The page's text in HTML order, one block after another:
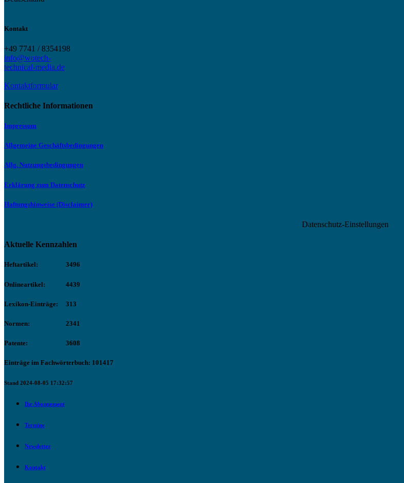
Kontakt
+49 7741 / 8354198
info@wotech-
technical-media.de
Kontaktformular
Rechtliche Informationen
Impressum
Allgemeine Geschäftsbedingungen
Allg. Nutzungsbedingungen
Erklärung zum Datenschutz
Haftungshinweise (Disclaimer)
Datenschutz-Einstellungen
Aktuelle Kennzahlen
Heftartikel: 3496
Onlineartikel: 4439
Lexikon-Einträge: 313
Normen: 2341
Patente: 3608
Einträge im Fachwörterbuch: 101417
Stand 2024-08-05 17:32:57
Ihr Abonnement
Termine
Newsletter
Kontakt